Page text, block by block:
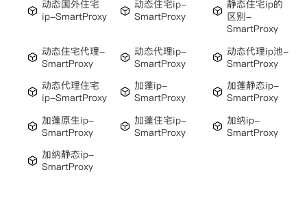
动态国外住宅
ip-SmartProxy
动态住宅ip-
SmartProxy
静态住宅ip的
区别-
SmartProxy
动态住宅代理-
SmartProxy
动态代理ip-
SmartProxy
动态代理ip池-
SmartProxy
动态代理住宅
ip-SmartProxy
加蓬ip-
SmartProxy
加蓬静态ip-
SmartProxy
加蓬原生ip-
SmartProxy
加蓬住宅ip-
SmartProxy
加纳ip-
SmartProxy
加纳静态ip-
SmartProxy